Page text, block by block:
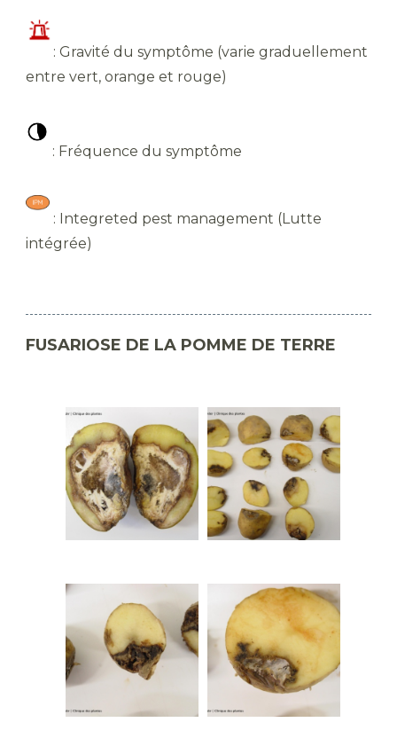
​: Gravité du symptôme (varie graduellement
entre vert, orange et rouge)
​ : Fréquence du symptôme
​ : Integreted pest management (Lutte
intégrée)
FUSARIOSE DE LA POMME DE TERRE